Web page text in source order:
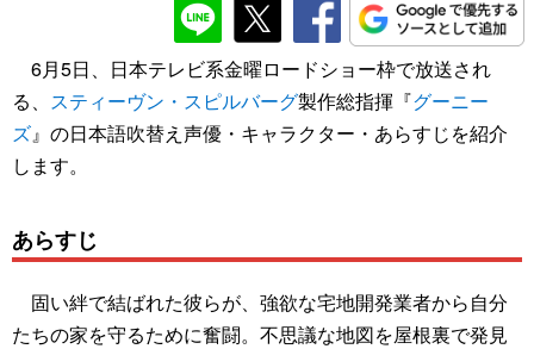
6月5日、日本テレビ系金曜ロードショー枠で放送され
る、 スティーヴン・スピルバーグ製作総指揮『グーニー
ズ』の日本語吹替え声優・キャラクター・あらすじを紹介
します。
あらすじ
固い絆で結ばれた彼らが、強欲な宅地開発業者から自分
たちの家を守るために奮闘。不思議な地図を屋根裏で発見